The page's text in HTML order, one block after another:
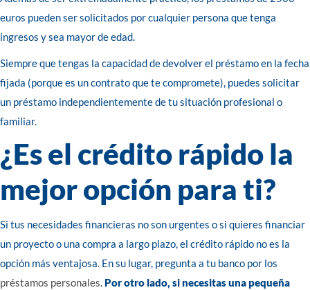
euros pueden ser solicitados por cualquier persona que tenga
ingresos y sea mayor de edad.
Siempre que tengas la capacidad de devolver el préstamo en la fecha
fijada (porque es un contrato que te compromete), puedes solicitar
un préstamo independientemente de tu situación profesional o
familiar.
¿Es el crédito rápido la
mejor opción para ti?
Si tus necesidades financieras no son urgentes o si quieres financiar
un proyecto o una compra a largo plazo, el crédito rápido no es la
opción más ventajosa. En su lugar, pregunta a tu banco por los
préstamos personales Por otro lado, si necesitas una pequeña